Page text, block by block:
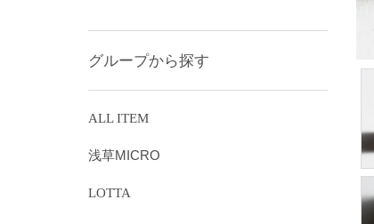
グループから探す
ALL ITEM
浅草MICRO
LOTTA